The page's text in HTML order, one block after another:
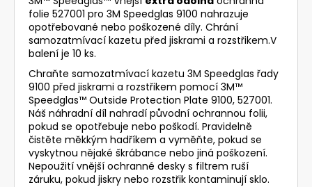
folie 527001 pro 3M Speedglas 9100 nahrazuje
opotřebované nebo poškozené díly. Chrání
samozatmívací kazetu před jiskrami a rozstřikem.V
balení je 10 ks.‎
‎Chraňte samozatmívací kazetu 3M Speedglas řady
9100 před jiskrami a rozstřikem pomocí 3M™
Speedglas™ Outside Protection Plate 9100, 527001.
Náš náhradní díl nahradí původní ochrannou folii,
pokud se opotřebuje nebo poškodí. Pravidelně
čistěte měkkým hadříkem a vyměňte, pokud se
vyskytnou nějaké škrábance nebo jiná poškození.
Nepoužití vnější ochranné desky s filtrem ruší
záruku, pokud jiskry nebo rozstřik kontaminují sklo.